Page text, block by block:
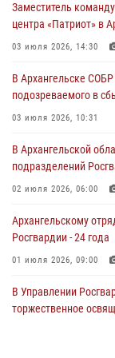
Заместитель
центра «Патриот» в
03 июля 2026, 14:30
В Архангельске
подозреваемого в
03 июля 2026, 10:31
В Архангельской
подразделений
02 июля 2026, 06:00
Архангельскому
Росгвардии - 24 года
01 июля 2026, 09:00
В Управлении
торжественное